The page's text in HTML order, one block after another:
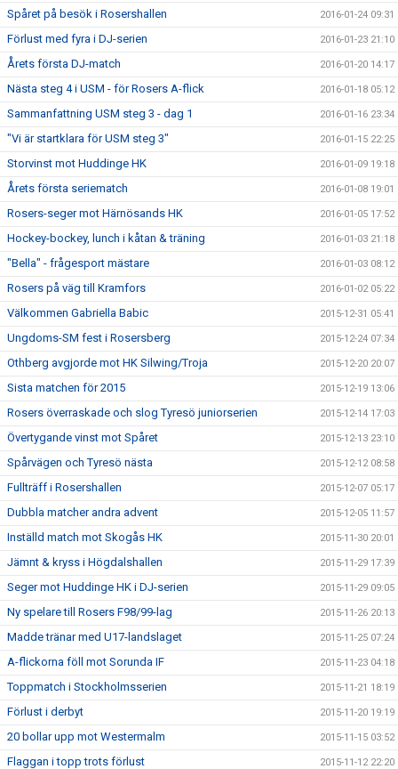
Spåret på besök i Rosershallen 2016-01-24 09:31
Förlust med fyra i DJ-serien 2016-01-23 21:10
Årets första DJ-match 2016-01-20 14:17
Nästa steg 4 i USM - för Rosers A-flick 2016-01-18 05:12
Sammanfattning USM steg 3 - dag 1 2016-01-16 23:34
"Vi är startklara för USM steg 3" 2016-01-15 22:25
Storvinst mot Huddinge HK 2016-01-09 19:18
Årets första seriematch 2016-01-08 19:01
Rosers-seger mot Härnösands HK 2016-01-05 17:52
Hockey-bockey, lunch i kåtan & träning 2016-01-03 21:18
"Bella" - frågesport mästare 2016-01-03 08:12
Rosers på väg till Kramfors 2016-01-02 05:22
Välkommen Gabriella Babic 2015-12-31 05:41
Ungdoms-SM fest i Rosersberg 2015-12-24 07:34
Othberg avgjorde mot HK Silwing/Troja 2015-12-20 20:07
Sista matchen för 2015 2015-12-19 13:06
Rosers överraskade och slog Tyresö juniorserien 2015-12-14 17:03
Övertygande vinst mot Spåret 2015-12-13 23:10
Spårvägen och Tyresö nästa 2015-12-12 08:58
Fullträff i Rosershallen 2015-12-07 05:17
Dubbla matcher andra advent 2015-12-05 11:57
Inställd match mot Skogås HK 2015-11-30 20:01
Jämnt & kryss i Högdalshallen 2015-11-29 17:39
Seger mot Huddinge HK i DJ-serien 2015-11-29 09:05
Ny spelare till Rosers F98/99-lag 2015-11-26 20:13
Madde tränar med U17-landslaget 2015-11-25 07:24
A-flickorna föll mot Sorunda IF 2015-11-23 04:18
Toppmatch i Stockholmsserien 2015-11-21 18:19
Förlust i derbyt 2015-11-20 19:19
20 bollar upp mot Westermalm 2015-11-15 03:52
Flaggan i topp trots förlust 2015-11-12 22:20